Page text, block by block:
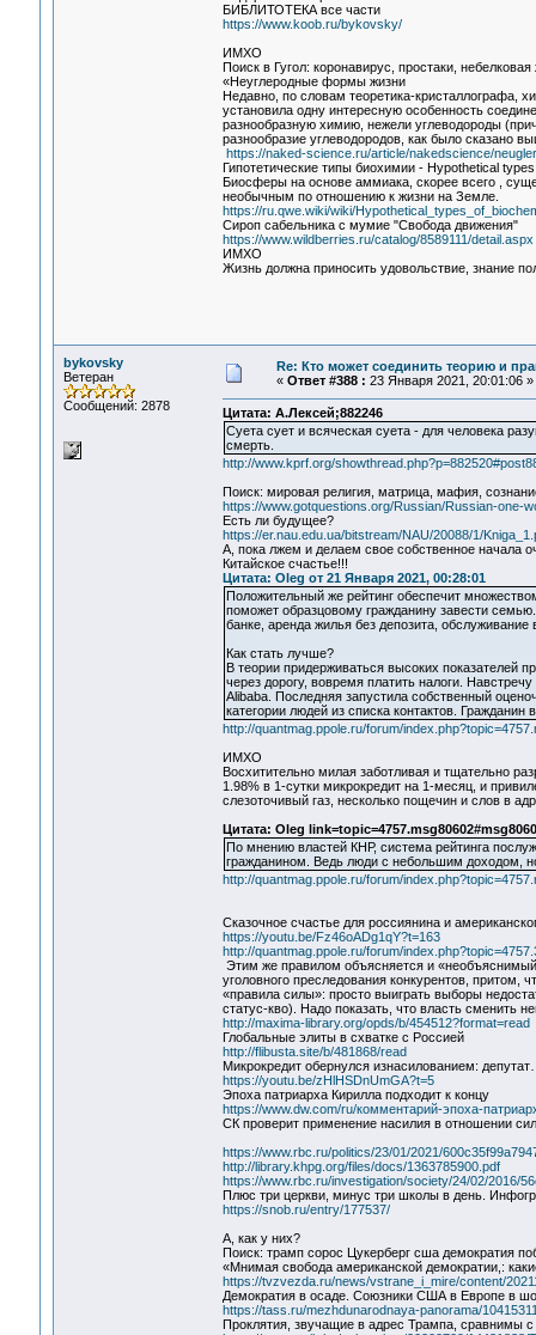
БИБЛИТОТЕКА все части
https://www.koob.ru/bykovsky/
ИМХО
Поиск в Гугол: коронавирус, простаки,
«Неуглеродные формы жизни
Недавно, по словам теоретика-кристаллографа,
установила одну интересную особенность
разнообразную химию, нежели углеводороды
разнообразие углеводородов, как было сказано
https://naked-science.ru/article/nakedscience/
Гипотетические типы биохимии - Hypothetical
Биосферы на основе аммиака, скорее всего ,
необычным по отношению к жизни на Земле.
https://ru.qwe.wiki/wiki/
Сироп сабельника с мумие "Свобода движения"
https://www.wildberries.ru/catalog/8589111/detail.aspx
ИМХО
Жизнь должна приносить удовольствие, знание
bykovsky
Ветеран
Сообщений: 2878
Re: Кто может соединить теорию и
« Ответ #388 : 23 Января 2021, 20:01:06 »
Цитата: А.Лексей;882246
Суета сует и всяческая суета - для человека
смерть.
http://www.kprf.org/
Поиск: мировая религия, матрица, мафия,
https://www.gotquestions.org/Russian/Russian-one-
Есть ли будущее?
https://er.nau.edu.ua/bitstream/NAU/20088/1/
А, пока лжем и делаем свое собственное начала
Китайское счастье!!!
Цитата: Oleg от 21 Января 2021, 00:28:01
Положительный же рейтинг обеспечит
поможет образцовому гражданину завести
банке, аренда жилья без депозита,
Как стать лучше?
В теории придерживаться высоких показателей
через дорогу, вовремя платить налоги.
Alibaba. Последняя запустила собственный
категории людей из списка контактов.
http://quantmag.ppole.ru/forum/
ИМХО
Восхитительно милая заботливая и тщательно
1.98% в 1-сутки микрокредит на 1-месяц, и
слезоточивый газ, несколько пощечин и слов в
Цитата: Oleg
По мнению властей КНР, система рейтинга
гражданином. Ведь люди с небольшим доходом,
http://quantmag.ppole.ru/forum/
Сказочное счастье для россиянина и
https://youtu.be/Fz46oADg1qY?t=163
http://quantmag.ppole.ru/forum/
Этим же правилом объясняется и
уголовного преследования конкурентов, притом,
«правила силы»: просто выиграть выборы
статус-кво). Надо показать, что власть сменить
http://maxima-library.org/opds/b/454512?format=read
Глобальные элиты в схватке с Россией
http://flibusta.site/b/481868/read
Микрокредит обернулся изнасилованием:
https://youtu.be/zHlHSDnUmGA?t=5
Эпоха патриарха Кирилла подходит к концу
https://www.dw.com/ru/комментарий-эпоха-
СК проверит применение насилия в отношении
https://www.rbc.ru/politics/23/01/2021/
http://library.khpg.org/files/docs/1363785900.pdf
https://www.rbc.ru/investigation/society/24/02/2016/
Плюс три церкви, минус три школы в день.
https://snob.ru/entry/177537/
А, как у них?
Поиск: трамп сорос Цукерберг сша демократия
«Мнимая свобода американской демократии,:
https://tvzvezda.ru/news/vstrane_i_mire/content/
Демократия в осаде. Союзники США в Европе в
https://tass.ru/mezhdunarodnaya-panorama/
Проклятия, звучащие в адрес Трампа, сравнимы